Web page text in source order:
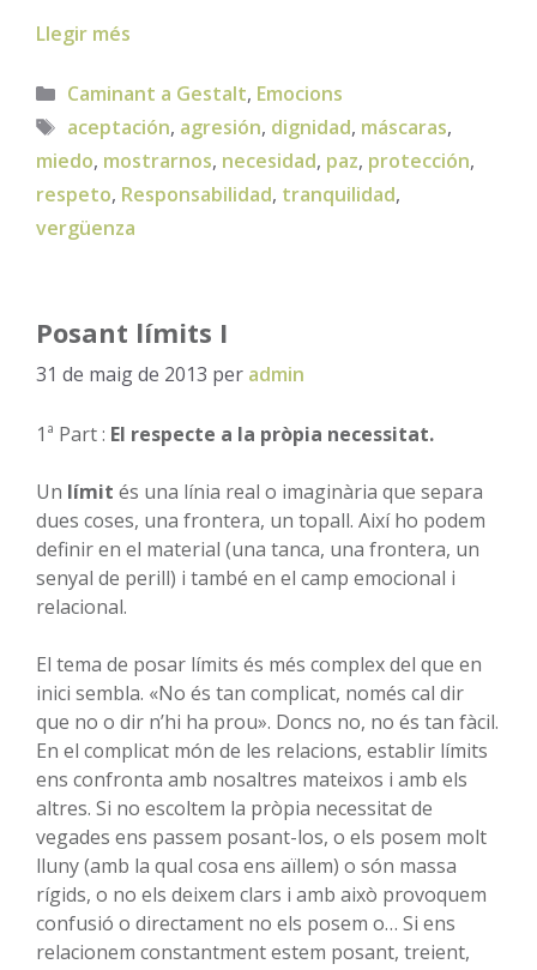
Llegir més
Categories
Caminant a Gestalt, Emocions
Etiquetes
aceptación, agresión, dignidad, máscaras,
miedo, mostrarnos, necesidad, paz, protección,
respeto, Responsabilidad, tranquilidad,
vergüenza
Posant límits I
31 de maig de 2013 per admin
1ª Part : El respecte a la pròpia necessitat.
Un límit és una línia real o imaginària que separa
dues coses, una frontera, un topall. Així ho podem
definir en el material (una tanca, una frontera, un
senyal de perill) i també en el camp emocional i
relacional.
El tema de posar límits és més complex del que en
inici sembla. «No és tan complicat, només cal dir
que no o dir n’hi ha prou». Doncs no, no és tan fàcil.
En el complicat món de les relacions, establir límits
ens confronta amb nosaltres mateixos i amb els
altres. Si no escoltem la pròpia necessitat de
vegades ens passem posant-los, o els posem molt
lluny (amb la qual cosa ens aïllem) o són massa
rígids, o no els deixem clars i amb això provoquem
confusió o directament no els posem o… Si ens
relacionem constantment estem posant, treient,